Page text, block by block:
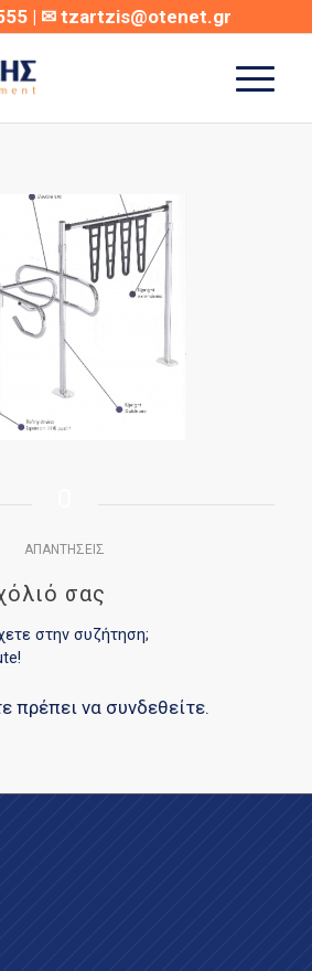
| ✉tzartzis@otenet.gr
ΑΠΑΝΤΉΣΕΙΣ
σας
στην συζήτηση;
πρέπει να συνδεθείτε.